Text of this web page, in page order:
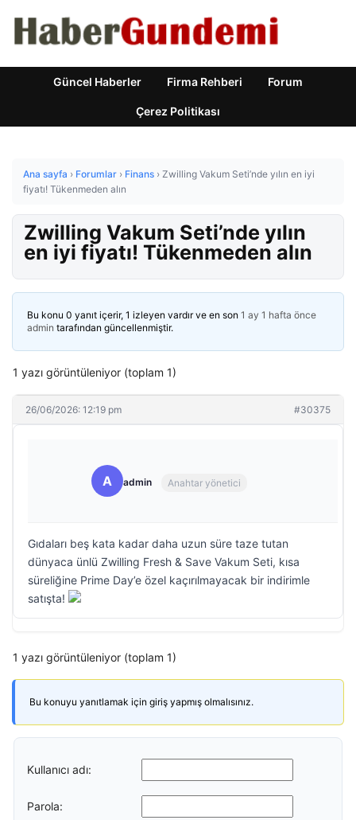
Güncel Haberler Firma Rehberi Forum
Çerez Politikası
Ana sayfa › Forumlar › Finans › Zwilling Vakum Seti’nde yılın en iyi
fiyatı! Tükenmeden alın
Zwilling Vakum Seti’nde yılın
en iyi fiyatı! Tükenmeden alın
Bu konu 0 yanıt içerir, 1 izleyen vardır ve en son 1 ay 1 hafta önce
admin tarafından güncellenmiştir.
1 yazı görüntüleniyor (toplam 1)
26/06/2026: 12:19 pm #30375
A admin Anahtar yönetici
Gıdaları beş kata kadar daha uzun süre taze tutan
dünyaca ünlü Zwilling Fresh & Save Vakum Seti, kısa
süreliğine Prime Day’e özel kaçırılmayacak bir indirimle
satışta!
1 yazı görüntüleniyor (toplam 1)
Bu konuyu yanıtlamak için giriş yapmış olmalısınız.
Kullanıcı adı:
Parola: